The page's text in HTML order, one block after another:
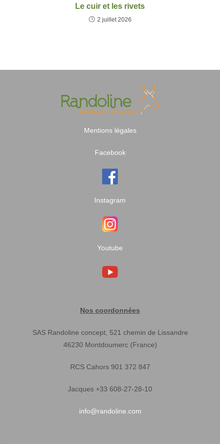
Le cuir et les rivets
2 juillet 2026
Mentions légales
Facebook
Instagram
Youtube
Nos coordonnées
SAS Randoline concept, 521 chemin de Lissandre
46230 Montdoumerc (France)
RCS Cahors 901 372 847
Jacques +33 608-27-28-10
info@randoline.com